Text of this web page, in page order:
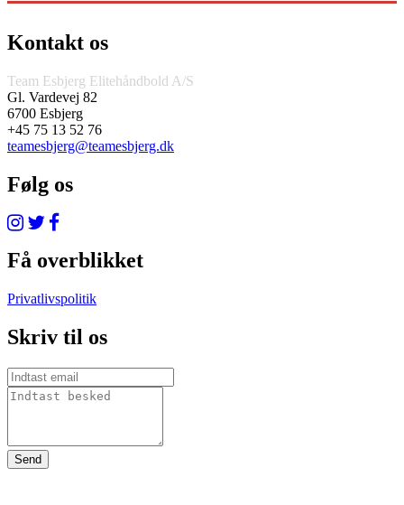
Kontakt os
Team Esbjerg Elitehåndbold A/S
Gl. Vardevej 82
6700 Esbjerg
+45 75 13 52 76
teamesbjerg@teamesbjerg.dk
Følg os
Få overblikket
Privatlivspolitik
Skriv til os